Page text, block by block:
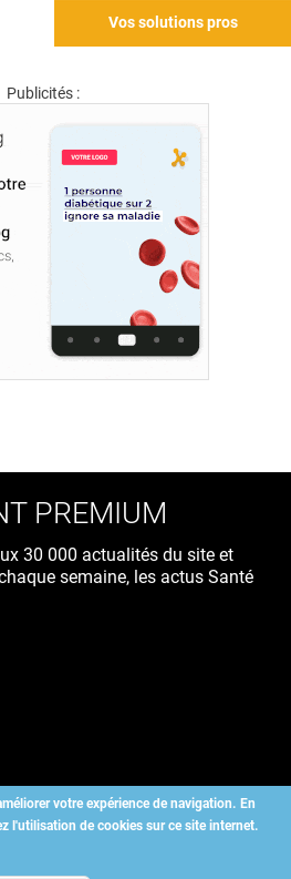
Vos solutions pros
Publicités :
votre expérience de navigation. En
l'utilisation de cookies sur ce site internet.
PREMIUM
30 000 actualités du site et
semaine, les actus Santé
2026 ALLIEDHEALTH